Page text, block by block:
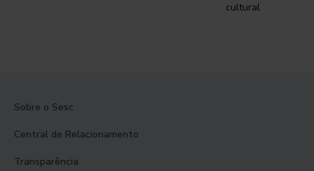
cultural
Sobre o Sesc
Central de Relacionamento
Transparência